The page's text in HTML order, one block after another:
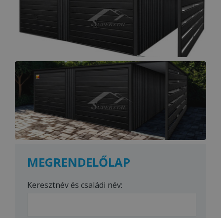
MEGRENDELŐLAP
Keresztnév és családi név: